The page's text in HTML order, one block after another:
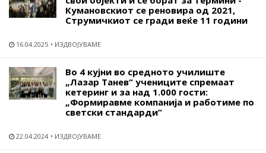
Кумановскиот се реновира од 2021,
Струмичкиот се гради веќе 11 години
16.04.2025 ИЗДВОЈУВАМЕ
Во 4 кујни во средното училиште
„Лазар Танев“ учениците спремаат
кетеринг и за над 1.000 гости:
„Формиравме компанија и работиме по
светски стандарди“
22.04.2024 ИЗДВОЈУВАМЕ